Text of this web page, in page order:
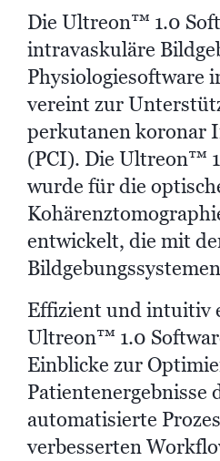
Die Ultreon™ 1.0
intravaskuläre
Physiologiesoftware
vereint zur
perkutanen koronar
(PCI). Die Ultreon™
wurde für die
entwickelt, die mit
Effizient und intuitiv
Ultreon™ 1.0
Einblicke zur
Patientenergebnisse
automatisierte
verbesserten